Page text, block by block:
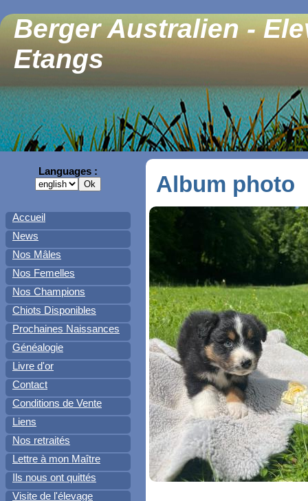
Berger Australien -
Etangs
Languages :
Accueil
News
Nos Mâles
Nos Femelles
Nos Champions
Chiots Disponibles
Prochaines Naissances
Généalogie
Livre d'or
Contact
Conditions de Vente
Liens
Nos retraités
Lettre à mon Maître
Ils nous ont quittés
Visite de l'élevage
Album photo